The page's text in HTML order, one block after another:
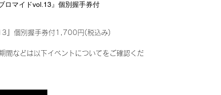
ロマイドvol.13』個別握手券付
』個別握手券付1,700円(税込み)
間などは以下イベントについてをご確認くだ